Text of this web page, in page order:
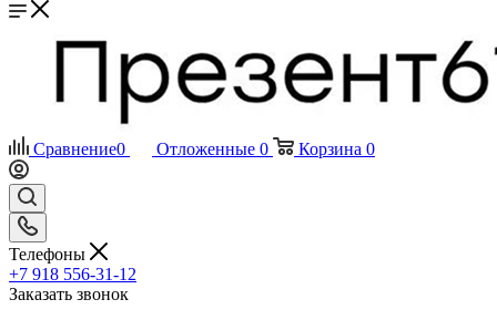
Сравнение0 Отложенные 0 Корзина 0
Телефоны
+7 918 556-31-12
Заказать звонок